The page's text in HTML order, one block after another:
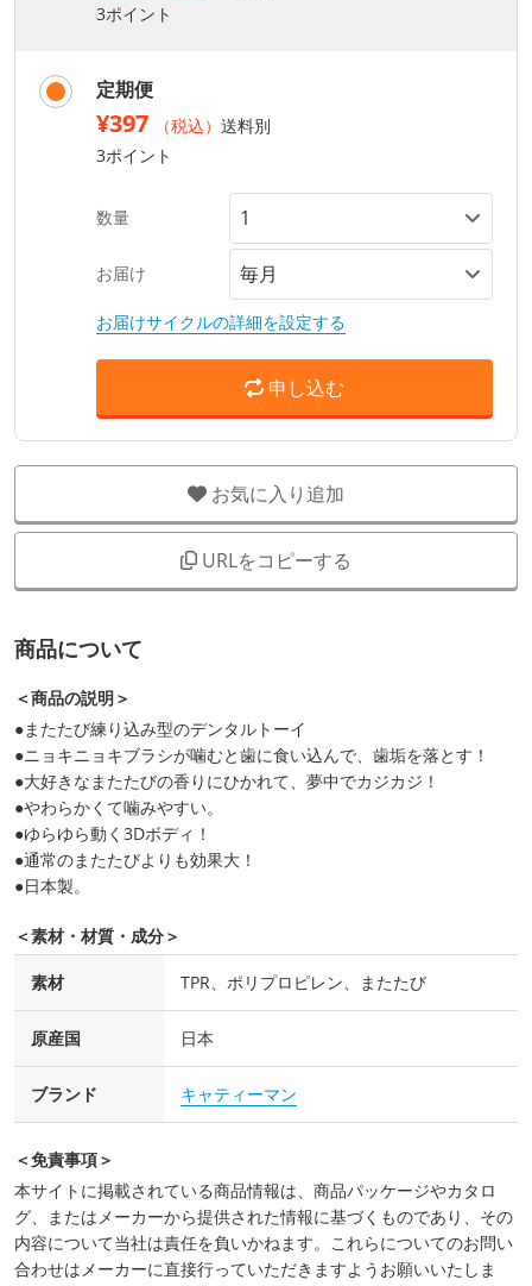
3ポイント
定期便
¥397 （税込） 送料別
3ポイント
数量
お届け
お届けサイクルの詳細を設定する
申し込む
お気に入り追加
URLをコピーする
商品について
＜商品の説明＞
●またたび練り込み型のデンタルトーイ
●ニョキニョキブラシが噛むと歯に食い込んで、歯垢を落とす！
●大好きなまたたびの香りにひかれて、夢中でカジカジ！
●やわらかくて噛みやすい。
●ゆらゆら動く3Dボディ！
●通常のまたたびよりも効果大！
●日本製。
＜素材・材質・成分＞
素材 TPR、ポリプロピレン、またたび
原産国 日本
ブランド キャティーマン
＜免責事項＞
本サイトに掲載されている商品情報は、商品パッケージやカタロ
グ、またはメーカーから提供された情報に基づくものであり、その
内容について当社は責任を負いかねます。これらについてのお問い
合わせはメーカーに直接行っていただきますようお願いいたしま